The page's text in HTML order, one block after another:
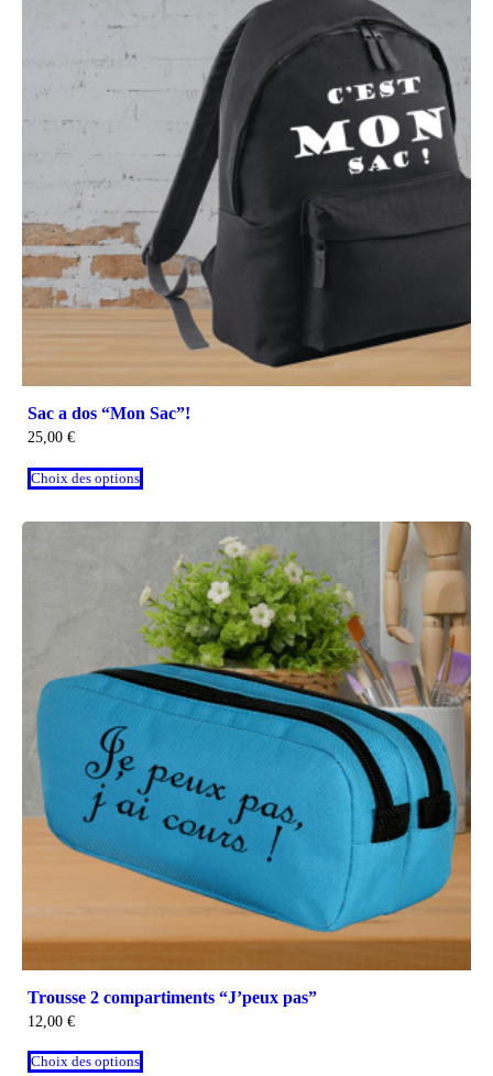
Sac a dos “Mon Sac”!
25,00 €
Choix des options
Trousse 2 compartiments “J’peux pas”
12,00 €
Choix des options